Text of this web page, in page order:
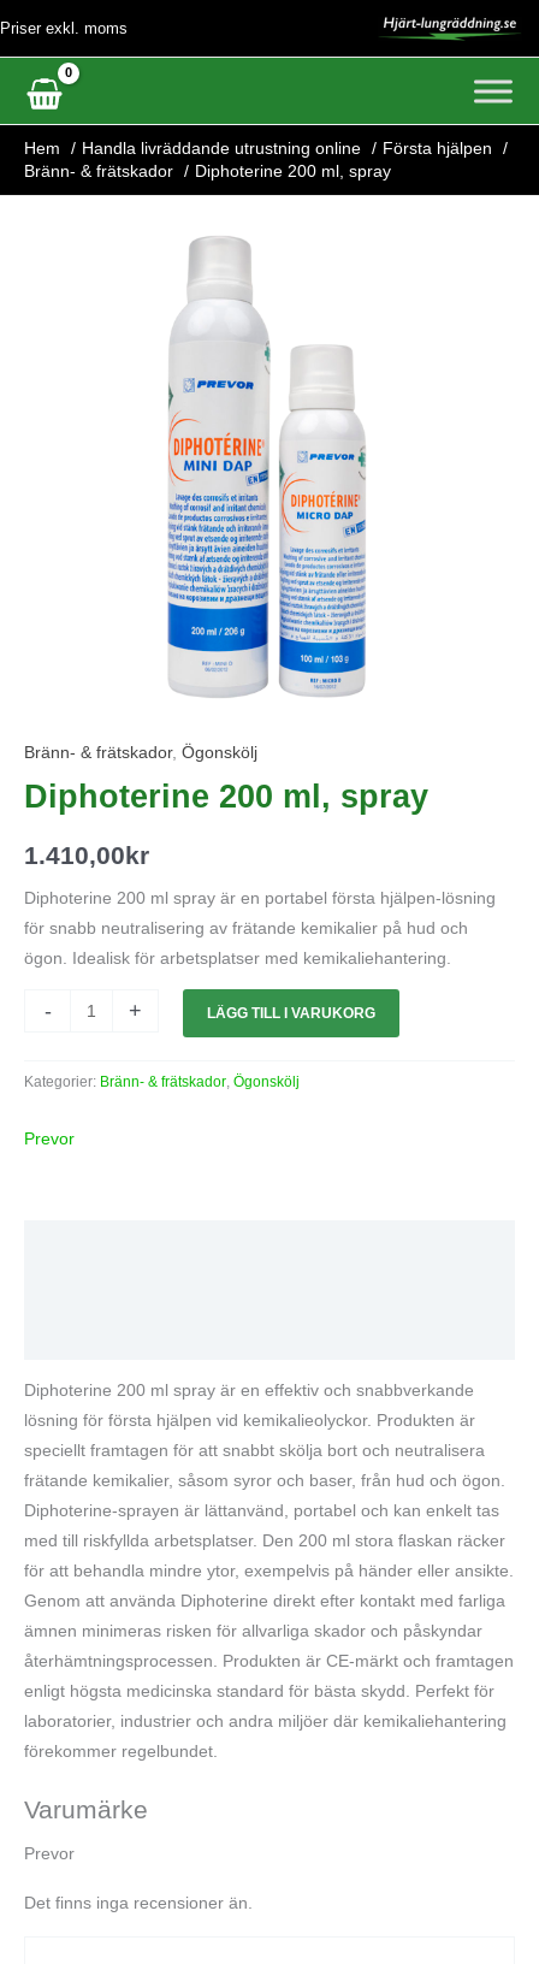
innehåll
Priser exkl. moms
Hem Handla livräddande utrustning online
Första hjälpen
Bränn- & frätskador
Diphoterine 200 ml, spray
Bränn- & frätskador, Ögonskölj
Diphoterine 200 ml, spray
1.410,00kr
Diphoterine 200 ml spray är en portabel första hjälpen-lösning
för snabb neutralisering av frätande kemikalier på hud och
ögon. Idealisk för arbetsplatser med kemikaliehantering.
- + LÄGG TILL I VARUKORG
Kategorier: Bränn- & frätskador, Ögonskölj
Prevor
Diphoterine 200 ml spray är en effektiv och snabbverkande
lösning för första hjälpen vid kemikalieolyckor. Produkten är
speciellt framtagen för att snabbt skölja bort och neutralisera
frätande kemikalier, såsom syror och baser, från hud och ögon.
Diphoterine-sprayen är lättanvänd, portabel och kan enkelt tas
med till riskfyllda arbetsplatser. Den 200 ml stora flaskan räcker
för att behandla mindre ytor, exempelvis på händer eller ansikte.
Genom att använda Diphoterine direkt efter kontakt med farliga
ämnen minimeras risken för allvarliga skador och påskyndar
återhämtningsprocessen. Produkten är CE-märkt och framtagen
enligt högsta medicinska standard för bästa skydd. Perfekt för
laboratorier, industrier och andra miljöer där kemikaliehantering
förekommer regelbundet.
Varumärke
Prevor
Det finns inga recensioner än.